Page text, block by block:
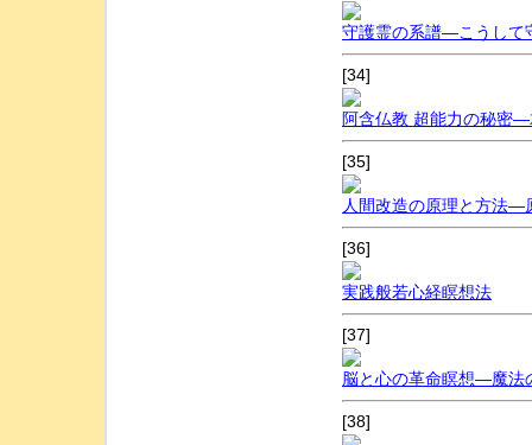
守護霊の系譜―こうして
[34]
阿含仏教 超能力の秘密
[35]
人間改造の原理と方法―
[36]
実践般若心経瞑想法
[37]
脳と心の革命瞑想―魔法
[38]